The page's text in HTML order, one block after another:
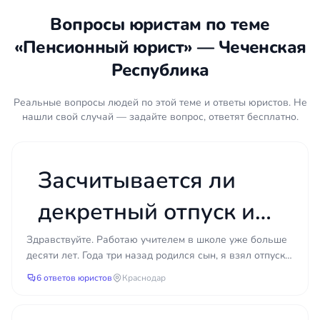
затягивать с подачей заявления невыгодно. На
рассмотрение заявления Социальному фонду
отводится установленный законом срок, по
истечении которого выносится решение о
можно обжаловать в вышестоящий орган фонда
или сразу в суд. Для обращения в суд действует
нередко учитывают длящийся характер
нарушения. Своевременная консультация юриста
в регионе Чеченская Республика помогает не
пропустить значимые сроки и зафиксировать дату
обращения.
Порядок защиты пенсионных
Вопросы юристам по теме
«Пенсионный юрист» — Чеченская
Республика
Реальные вопросы людей по этой теме и ответы юристов. Не
нашли свой случай — задайте вопрос, ответят бесплатно.
Засчитывается ли
декретный отпуск и
отпуск по уходу за
ребёнком в льготный
Здравствуйте. Работаю учителем в школе уже больше
десяти лет. Года три назад родился сын, я взял отпуск
по уходу за ребёнком до трёх лет. Сейчас верну...
6 ответов юристов Краснодар